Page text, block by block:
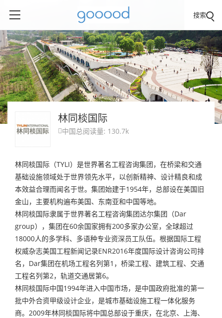
搜索
林同棪国际
 中国总阅读量: 130.7k
林同棪国际（TYLI）是世界著名工程咨询集团，在桥梁和交通
基础设施领域处于世界领先水平，以创新精神、设计精良和成
本效益合理而闻名于世。集团始建于1954年，总部设在美国旧
金山，主要机构遍布美国、东南亚和中国等地。
林同棪国际隶属于世界著名工程咨询集团达尔集团（Dar
group），集团在60余国家拥有200多家办公室，全球超过
18000人的多学科、多语种专业资深员工队伍。根据国际工程
权威杂志美国工程新闻记录ENR2016年度国际设计咨询公司排
名，Dar集团在机场工程名列第1，桥梁工程、建筑工程、交通
工程名列第2，轨道交通居第6。
林同棪国际中国1994年进入中国市场，是中国政府批准的第一
批中外合资甲级设计企业，是城市基础设施工程一体化服务
商。2009年林同棪国际将中国总部设于重庆，在北京、上海、